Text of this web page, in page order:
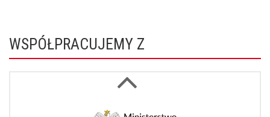
WSPÓŁPRACUJEMY Z